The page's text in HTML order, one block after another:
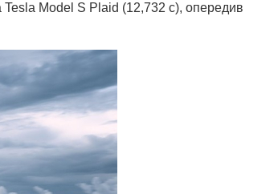
Tesla Model S Plaid (12,732 с), опередив